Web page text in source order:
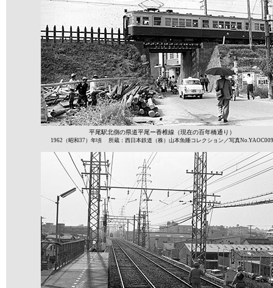
平尾駅北側の県道平尾ー香椎線（現在の百年橋通り）
1962（昭和37）年頃 所蔵：西日本鉄道（株）山本魚睡コレクション／写真No.YAOC009